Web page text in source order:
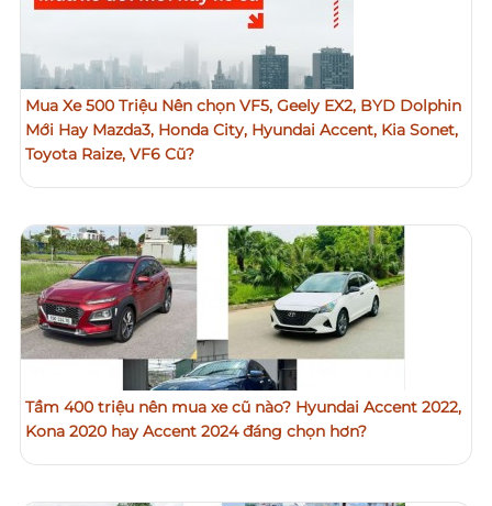
Mua Xe 500 Triệu Nên chọn VF5, Geely EX2, BYD Dolphin
Mới Hay Mazda3, Honda City, Hyundai Accent, Kia Sonet,
Toyota Raize, VF6 Cũ?
Tầm 400 triệu nên mua xe cũ nào? Hyundai Accent 2022,
Kona 2020 hay Accent 2024 đáng chọn hơn?